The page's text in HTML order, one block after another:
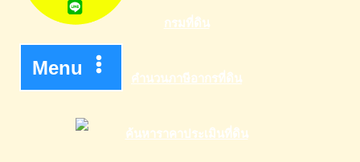
Menu